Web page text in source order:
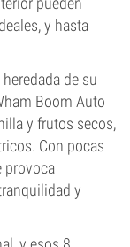
y hasta
de su
Boom Auto
y frutos secos,
Con pocas
provoca
y